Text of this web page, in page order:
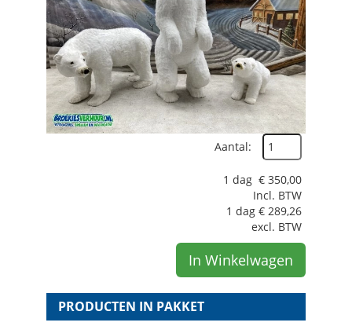
Aantal:
1 dag € 350,00
Incl. BTW
1 dag € 289,26
excl. BTW
In Winkelwagen
PRODUCTEN IN PAKKET